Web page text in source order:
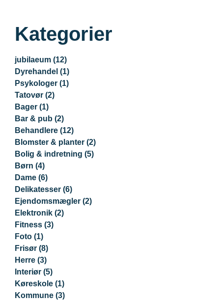
Kategorier
jubilaeum (12)
Dyrehandel (1)
Psykologer (1)
Tatovør (2)
Bager (1)
Bar & pub (2)
Behandlere (12)
Blomster & planter (2)
Bolig & indretning (5)
Børn (4)
Dame (6)
Delikatesser (6)
Ejendomsmægler (2)
Elektronik (2)
Fitness (3)
Foto (1)
Frisør (8)
Herre (3)
Interiør (5)
Køreskole (1)
Kommune (3)